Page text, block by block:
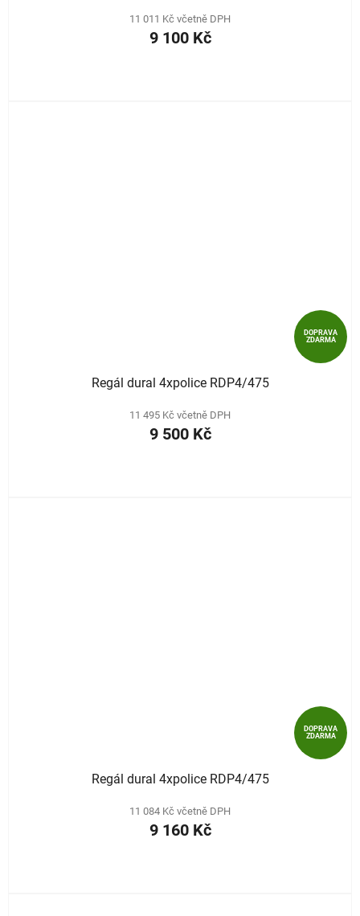
11 011 Kč včetně DPH
9 100 Kč
DOPRAVA
ZDARMA
Regál dural 4xpolice RDP4/475
11 495 Kč včetně DPH
9 500 Kč
DOPRAVA
ZDARMA
Regál dural 4xpolice RDP4/475
11 084 Kč včetně DPH
9 160 Kč